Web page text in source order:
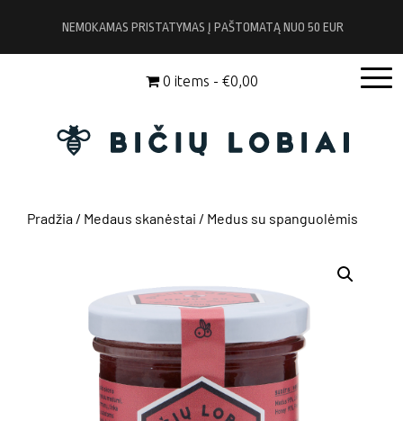
turinio
NEMOKAMAS PRISTATYMAS Į PAŠTOMATĄ NUO 50 EUR
0 items €0,00
Pradžia / Medaus skanėstai / Medus su spanguolėmis